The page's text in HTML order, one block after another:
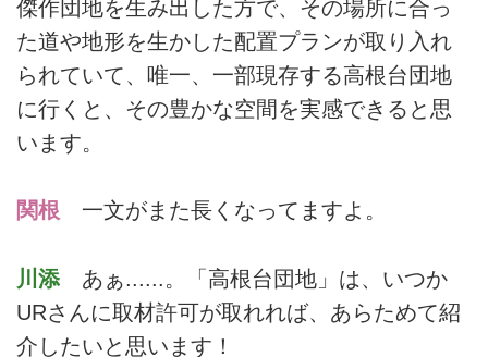
傑作団地を生み出した方で、その場所に合っ
た道や地形を生かした配置プランが取り入れ
られていて、唯一、一部現存する高根台団地
に行くと、その豊かな空間を実感できると思
います。
関根 一文がまた長くなってますよ。
川添 あぁ......。「高根台団地」は、いつか
URさんに取材許可が取れれば、あらためて紹
介したいと思います！